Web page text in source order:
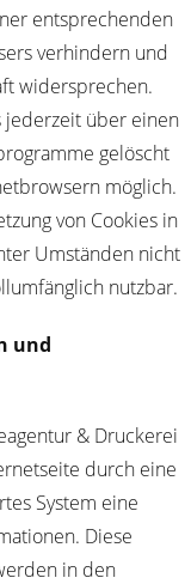
entsprechenden
verhindern und
widersprechen.
jederzeit über einen
gelöscht
möglich.
von Cookies in
Umständen nicht
nutzbar.
und
& Druckerei
durch eine
System eine
Diese
in den